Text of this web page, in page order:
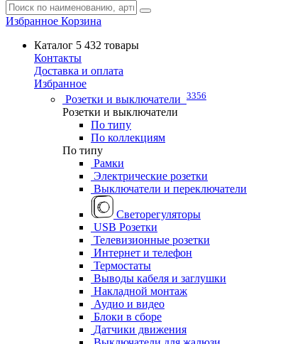
Избранное Корзина
Каталог 5 432 товары
Контакты
Доставка и оплата
Избранное
Розетки и выключатели 3356
Розетки и выключатели
По типу
По коллекциям
По типу
Рамки
Электрические розетки
Выключатели и переключатели
Светорегуляторы
USB Розетки
Телевизионные розетки
Интернет и телефон
Термостаты
Выводы кабеля и заглушки
Накладной монтаж
Аудио и видео
Блоки в сборе
Датчики движения